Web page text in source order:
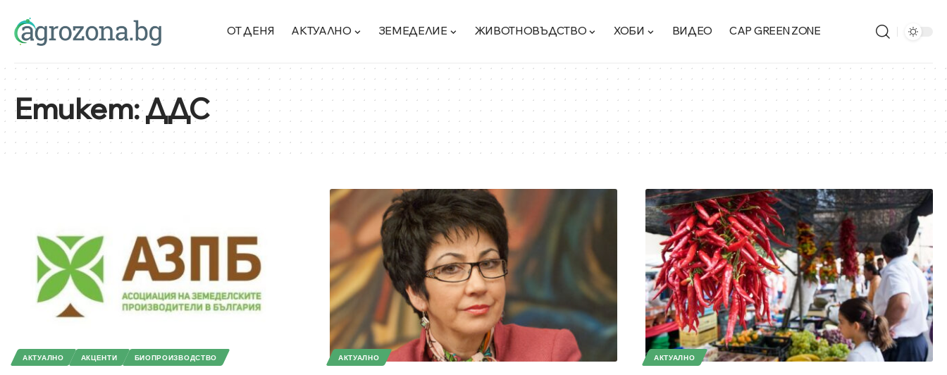
ОТ ДЕНЯ АКТУАЛНО ЗЕМЕДЕЛИЕ ЖИВОТНОВЪДСТВО ХОБИ ВИДЕО CAP GREEN ZONE
Етикет:ДДС
АКТУАЛНО АКЦЕНТИ БИОПРОИЗВОДСТВО АКТУАЛНО АКТУАЛНО